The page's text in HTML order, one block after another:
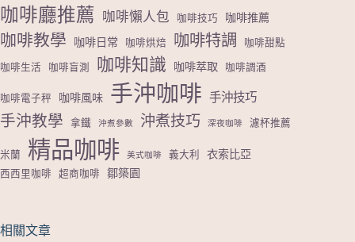
咖啡廳推薦 咖啡懶人包 咖啡技巧 咖啡推薦
咖啡教學 咖啡日常 咖啡烘焙 咖啡特調 咖啡甜點
咖啡生活 咖啡盲測 咖啡知識 咖啡萃取 咖啡調酒
咖啡電子秤 咖啡風味 手沖咖啡 手沖技巧
手沖教學 拿鐵 沖煮參數 沖煮技巧 深夜咖啡 濾杯推薦
米蘭 精品咖啡 美式咖啡 義大利 衣索比亞
西西里咖啡 超商咖啡 鄒築園
相關文章